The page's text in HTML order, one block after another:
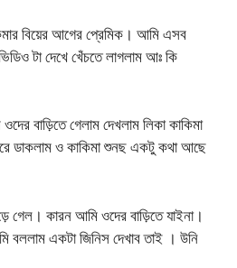
বিয়ের আগের প্রেমিক। আমি এসব
টা দেখে খেঁচতে লাগলাম আঃ কি
বাড়িতে গেলাম দেখলাম লিকা কাকিমা
ডাকলাম ও কাকিমা শুনছ একটু কথা আছে
গেল। কারন আমি ওদের বাড়িতে যাইনা।
বললাম একটা জিনিস দেখাব তাই । উনি